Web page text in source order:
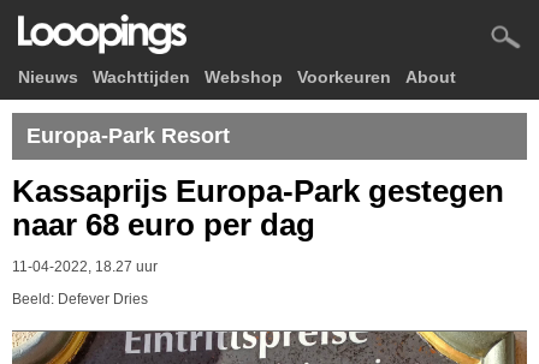
Nieuws Wachttijden Webshop Voorkeuren About
Europa-Park Resort
Kassaprijs Europa-Park gestegen
naar 68 euro per dag
11-04-2022, 18.27 uur
Beeld: Defever Dries